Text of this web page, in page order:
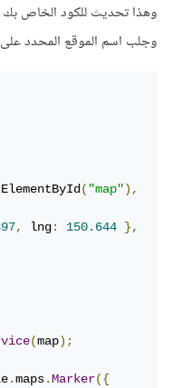
وهذا تحديث للكود الخاص
وجلب اسم الموقع المحدد
("map"),
, lng: 150.644
},
(map);
.maps.Marker({